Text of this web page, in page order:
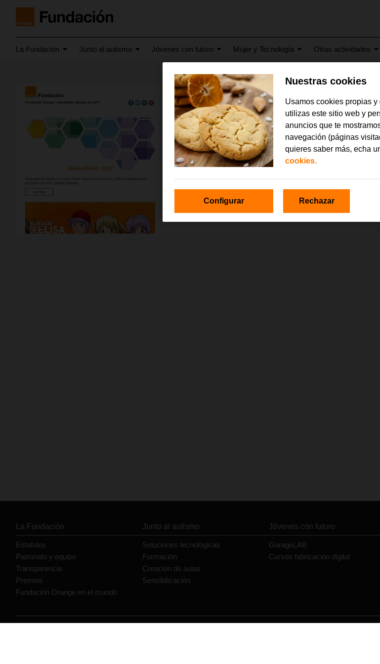
La Fundación Junto al autismo Jóvenes con futuro Mujer y Tecnología Otras actividades
febrero 2017
Newsletter febrero 2017
La Fundación
Estatutos
Patronato y equipo
Transparencia
Premios
Fundación Orange en el mundo
Junto al autismo
Soluciones tecnológicas
Formación
Creación de aulas
Sensibilización
Jóvenes con futuro
GarageLAB
Cursos fabricación digital
Nuestras cookies
Usamos cookies propias
utilizas este sitio web y
anuncios que te
navegación (páginas
quieres saber más, echa
cookies.
Configurar Rechazar